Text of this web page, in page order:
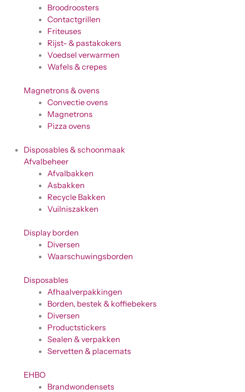
Broodroosters
Contactgrillen
Friteuses
Rijst- & pastakokers
Voedsel verwarmen
Wafels & crepes
Magnetrons & ovens
Convectie ovens
Magnetrons
Pizza ovens
Disposables & schoonmaak
Afvalbeheer
Afvalbakken
Asbakken
Recycle Bakken
Vuilniszakken
Display borden
Diversen
Waarschuwingsborden
Disposables
Afhaalverpakkingen
Borden, bestek & koffiebekers
Diversen
Productstickers
Sealen & verpakken
Servetten & placemats
EHBO
Brandwondensets